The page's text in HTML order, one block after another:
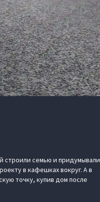
строили семью и придумывали
в кафешках вокруг. А в
точку, купив дом после